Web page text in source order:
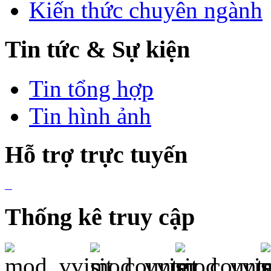
NGỌC CHÂU Á
ÐÌNH
KHÁCH SẠN HOÀNG GIA
KHÁCH SẠN GIA HUY
KHÁCH SẠN HOÀNG VI
Q41-42 KDC HIMLAM
KHÁCH SẠN KIẾN VÀNG
KHÁCH SẠN BIỂN ÐEN
KHÁCH SẠN HOÀNG
Kiến thức chuyên ngành
Tin tức & Sự kiện
Tin tổng hợp
Tin hình ảnh
Hỗ trợ trực tuyến
Thống kê truy cập